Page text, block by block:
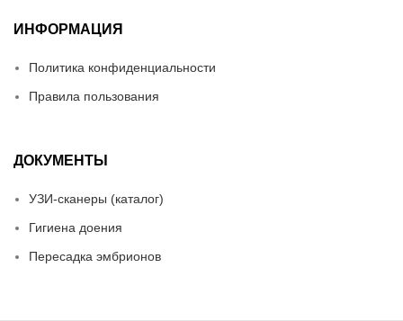
ИНФОРМАЦИЯ
Политика конфиденциальности
Правила пользования
ДОКУМЕНТЫ
УЗИ-сканеры (каталог)
Гигиена доения
Пересадка эмбрионов